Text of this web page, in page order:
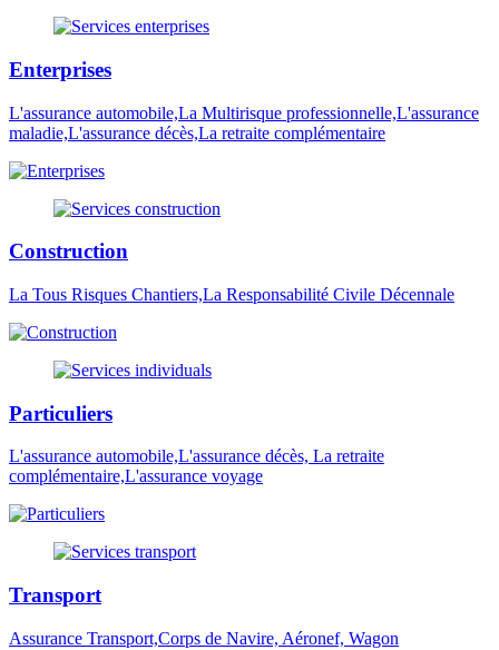
Enterprises
L'assurance automobile,La Multirisque professionnelle,L'assurance
maladie,L'assurance décès,La retraite complémentaire
Construction
La Tous Risques Chantiers,La Responsabilité Civile Décennale
Particuliers
L'assurance automobile,L'assurance décès, La retraite
complémentaire,L'assurance voyage
Transport
Assurance Transport,Corps de Navire, Aéronef, Wagon